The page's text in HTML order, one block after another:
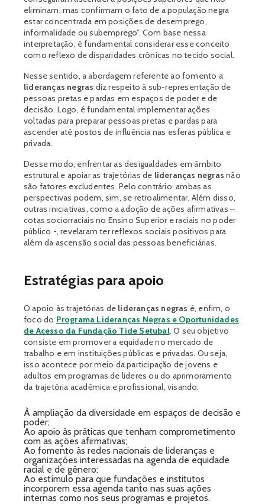
eliminam, mas confirmam o fato de a população negra
estar concentrada em posições de desemprego,
informalidade ou subemprego”. Com base nessa
interpretação, é fundamental considerar esse conceito
como reflexo de disparidades crônicas no tecido social.
Nesse sentido, a abordagem referente ao fomento a
lideranças negras diz respeito à sub-representação de
pessoas pretas e pardas em espaços de poder e de
decisão. Logo, é fundamental implementar ações
voltadas para preparar pessoas pretas e pardas para
ascender até postos de influência nas esferas pública e
privada.
Desse modo, enfrentar as desigualdades em âmbito
estrutural e apoiar as trajetórias de lideranças negras não
são fatores excludentes. Pelo contrário: ambas as
perspectivas podem, sim, se retroalimentar. Além disso,
outras iniciativas, como a adoção de ações afirmativas –
cotas sociorraciais no Ensino Superior e raciais no poder
público -, revelaram ter reflexos sociais positivos para
além da ascensão social das pessoas beneficiárias.
Estratégias para apoio
O apoio às trajetórias de lideranças negras é, enfim, o
foco do Programa Lideranças Negras e Oportunidades
de Acesso da Fundação Tide Setubal. O seu objetivo
consiste em promover a equidade no mercado de
trabalho e em instituições públicas e privadas. Ou seja,
isso acontece por meio da participação de jovens e
adultos em programas de líderes ou do aprimoramento
da trajetória acadêmica e profissional, visando:
À ampliação da diversidade em espaços de decisão e
poder;
Ao apoio às práticas que tenham comprometimento
com as ações afirmativas;
Ao fomento às redes nacionais de lideranças e
organizações interessadas na agenda de equidade
racial e de gênero;
Ao estímulo para que fundações e institutos
incorporem essa agenda tanto nas suas ações
internas como nos seus programas e projetos.